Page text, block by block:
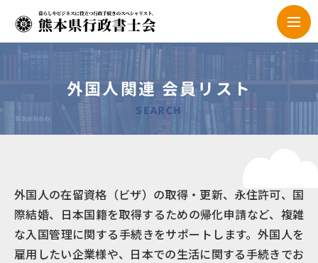
外国人関連 会員リスト
SEARCH
外国人の在留資格（ビザ）の取得・更新、永住許可、国
際結婚、日本国籍を取得するための帰化申請など、複雑
な入国管理に関する手続きをサポートします。外国人を
雇用したい企業様や、日本での生活に関する手続きでお